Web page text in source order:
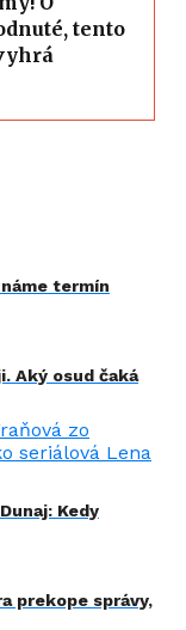
tento
termín
Aký osud čaká
Kedy
prekope správy,